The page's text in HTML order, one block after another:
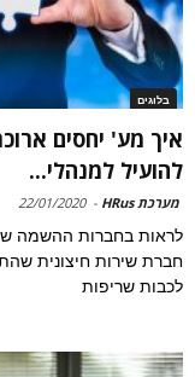
בלוגים
איך מע' יחסים
להועיל למנהלי...
מערכת HRus -
22/01/2020
לראות בחברות ההשמה
חברת שירות חיצונית
לכבות שריפות